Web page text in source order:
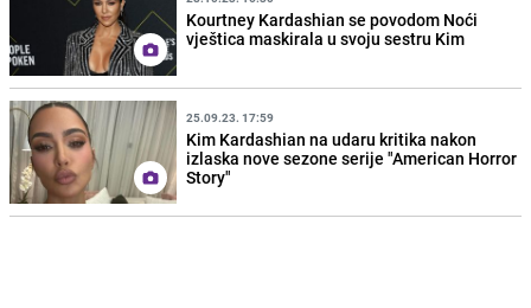
Kourtney Kardashian se povodom Noći
vještica maskirala u svoju sestru Kim
25.09.23. 17:59
Kim Kardashian na udaru kritika nakon
izlaska nove sezone serije "American Horror
Story"